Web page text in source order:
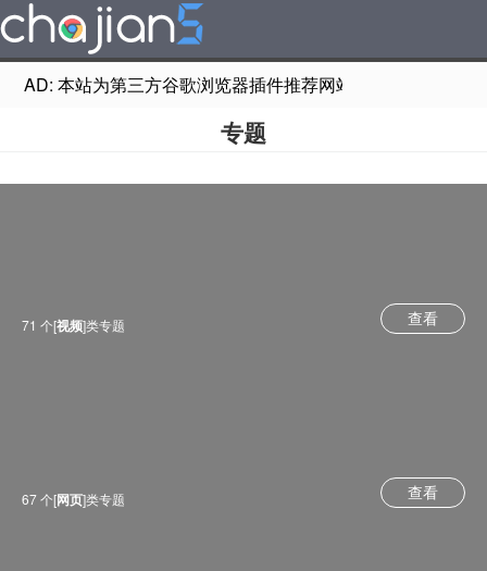
AD: 本站为第三方谷歌浏览器插件推荐网站，非Google
专题
71 个[视频]类专题 查看
67 个[网页]类专题 查看